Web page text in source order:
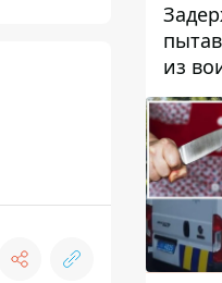
из
за 7
них